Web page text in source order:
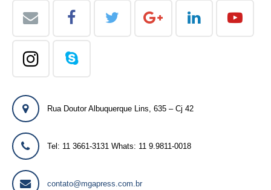
Rua Doutor Albuquerque Lins, 635 – Cj 42
Tel: 11 3661-3131 Whats: 11 9.9811-0018
contato@mgapress.com.br